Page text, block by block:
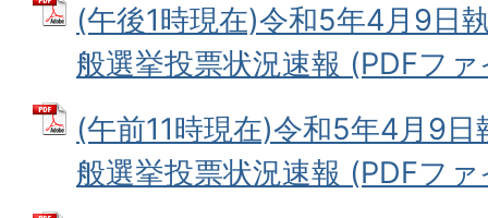
(午後1時現在)令和5年4月9日
般選挙投票状況速報 (PDFフ
(午前11時現在)令和5年4月9
般選挙投票状況速報 (PDFフ